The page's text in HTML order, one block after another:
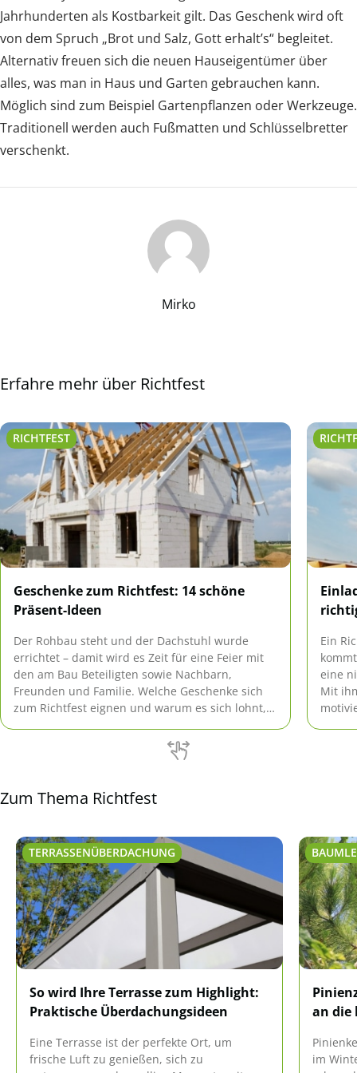
Jahrhunderten als Kostbarkeit gilt. Das Geschenk wird oft
von dem Spruch „Brot und Salz, Gott erhalt’s“ begleitet.
Alternativ freuen sich die neuen Hauseigentümer über
alles, was man in Haus und Garten gebrauchen kann.
Möglich sind zum Beispiel Gartenpflanzen oder Werkzeuge.
Traditionell werden auch Fußmatten und Schlüsselbretter
verschenkt.
Mirko
Erfahre mehr über Richtfest
RICHTFEST
Geschenke zum Richtfest: 14 schöne
Präsent-Ideen
Der Rohbau steht und der Dachstuhl wurde
errichtet – damit wird es Zeit für eine Feier mit
den am Bau Beteiligten sowie Nachbarn,
Freunden und Familie. Welche Geschenke sich
zum Richtfest eignen und warum es sich lohnt,
Ein
eine
Mit
Zum Thema Richtfest
TERRASSENÜBERDACHUNG
So wird Ihre Terrasse zum Highlight:
Praktische Überdachungsideen
Eine Terrasse ist der perfekte Ort, um
frische Luft zu genießen, sich zu
an die
im